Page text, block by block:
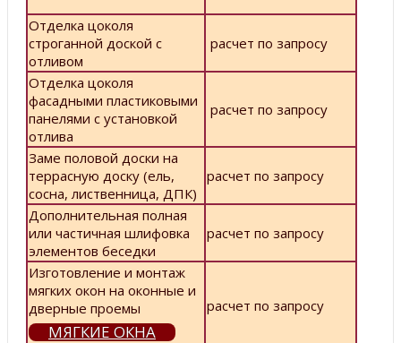
Отделка цоколя
строганной доской с
отливом
расчет по запросу
Отделка цоколя
фасадными пластиковыми
панелями с установкой
отлива
расчет по запросу
Заме половой доски на
террасную доску (ель,
сосна, лиственница, ДПК)
расчет по запросу
Дополнительная полная
или частичная шлифовка
элементов беседки
расчет по запросу
Изготовление и монтаж
мягких окон на оконные и
дверные проемы
МЯГКИЕ ОКНА
расчет по запросу